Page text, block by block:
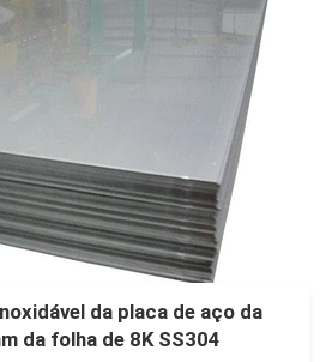
da placa de aço da
da folha de 8K SS304